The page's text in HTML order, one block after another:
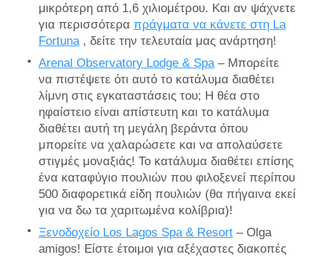
μικρότερη από 1,6 χιλιομέτρου. Και αν ψάχνετε
για περισσότερα πράγματα να κάνετε στη La
Fortuna, δείτε την τελευταία μας ανάρτηση!
Arenal Observatory Lodge & Spa– Μπορείτε
να πιστέψετε ότι αυτό το κατάλυμα διαθέτει
λίμνη στις εγκαταστάσεις του; Η θέα στο
ηφαίστειο είναι απίστευτη και το κατάλυμα
διαθέτει αυτή τη μεγάλη βεράντα όπου
μπορείτε να χαλαρώσετε και να απολαύσετε
στιγμές μοναξιάς! Το κατάλυμα διαθέτει επίσης
ένα καταφύγιο πουλιών που φιλοξενεί περίπου
500 διαφορετικά είδη πουλιών (θα πήγαινα εκεί
για να δω τα χαριτωμένα κολίβρια)!
Ξενοδοχείο Los Lagos Spa & Resort– Olga
amigos! Είστε έτοιμοι για αξέχαστες διακοπές